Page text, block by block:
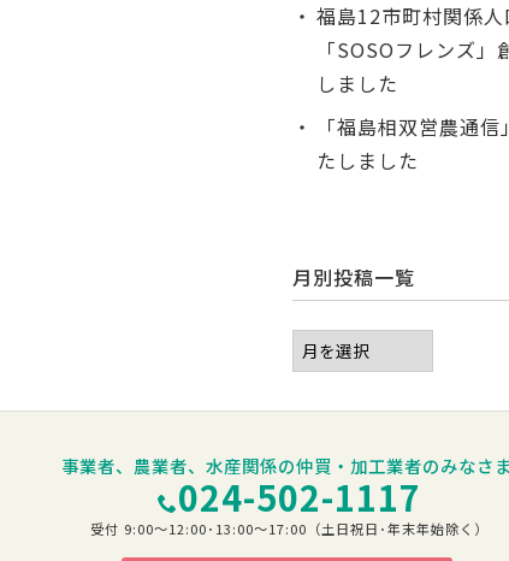
福島12市町村関係
「SOSOフレンズ
しました
「福島相双営農通
たしました
月別投稿一覧
事業者、農業者、水産関係の仲買・加工業者のみなさま
024-502-1117
受付 9:00～12:00･13:00～17:00（土日祝日･年末年始除く）